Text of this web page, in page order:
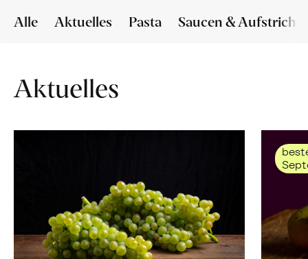
Alle Aktuelles Pasta Saucen & Aufstriche
Aktuelles